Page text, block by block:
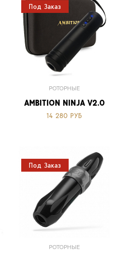
Под Заказ
РОТОРНЫЕ
AMBITION NINJA V2.0
14 280 РУБ
Под Заказ
РОТОРНЫЕ